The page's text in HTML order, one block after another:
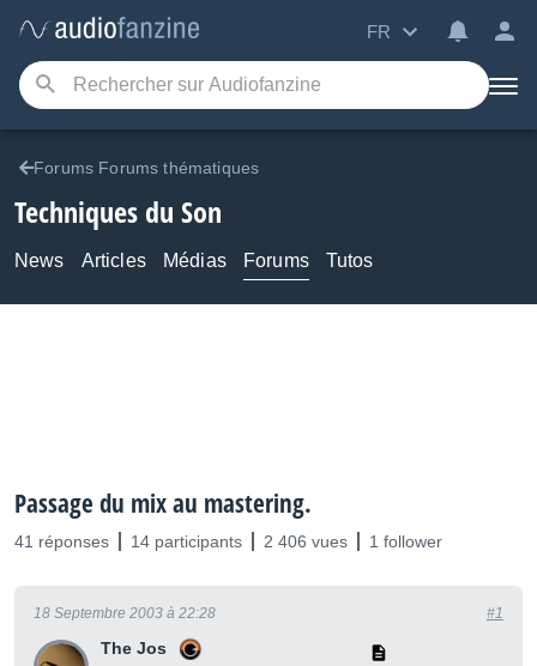
FR
Forums Forums thématiques
Techniques du Son
News Articles Médias Forums Tutos
Passage du mix au mastering.
41 réponses 14 participants 2 406 vues 1 follower
The Jos
18 Septembre 2003 à 22:28 #1